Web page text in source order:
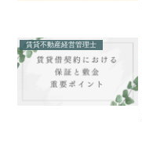
賃貸不動産経営管理士